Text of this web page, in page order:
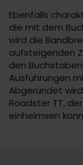
Ebenfalls
die mit dem
wird die
aufsteigenden
den
Ausführungen
Abgerundet
Roadster TT,
einheimsen